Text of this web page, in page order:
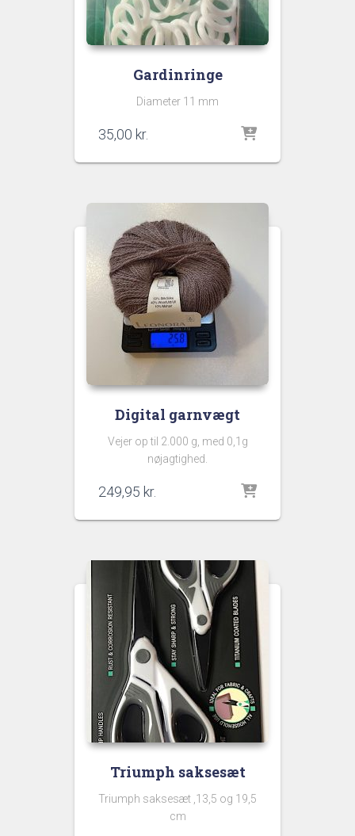
Gardinringe
Diameter 11 mm
35,00 kr.
Digital garnvægt
Vejer op til 2.000 g, med 0,1g
nøjagtighed.
249,95 kr.
Triumph saksesæt
Triumph saksesæt ,13,5 og 19,5
cm